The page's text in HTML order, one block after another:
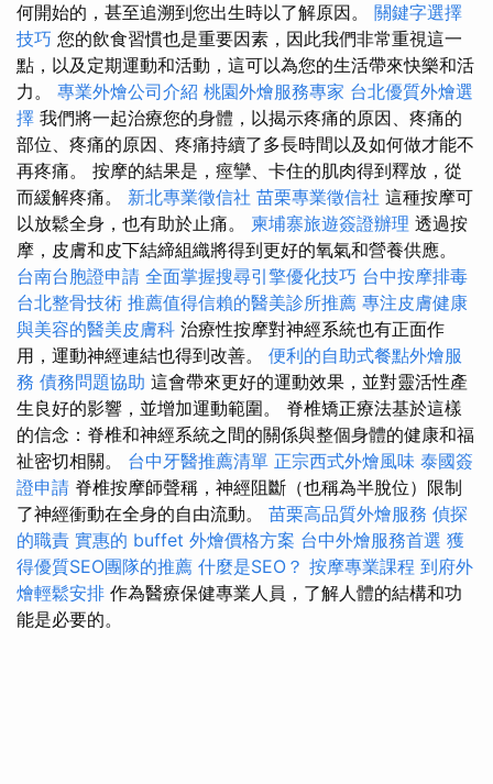
何開始的，甚至追溯到您出生時以了解原因。 關鍵字選擇
技巧 您的飲食習慣也是重要因素，因此我們非常重視這一
點，以及定期運動和活動，這可以為您的生活帶來快樂和活
力。 專業外燴公司介紹 桃園外燴服務專家 台北優質外燴選
擇 我們將一起治療您的身體，以揭示疼痛的原因、疼痛的
部位、疼痛的原因、疼痛持續了多長時間以及如何做才能不
再疼痛。 按摩的結果是，痙攣、卡住的肌肉得到釋放，從
而緩解疼痛。 新北專業徵信社 苗栗專業徵信社 這種按摩可
以放鬆全身，也有助於止痛。 柬埔寨旅遊簽證辦理 透過按
摩，皮膚和皮下結締組織將得到更好的氧氣和營養供應。
台南台胞證申請 全面掌握搜尋引擎優化技巧 台中按摩排毒
台北整骨技術 推薦值得信賴的醫美診所推薦 專注皮膚健康
與美容的醫美皮膚科 治療性按摩對神經系統也有正面作
用，運動神經連結也得到改善。 便利的自助式餐點外燴服
務 債務問題協助 這會帶來更好的運動效果，並對靈活性產
生良好的影響，並增加運動範圍。 脊椎矯正療法基於這樣
的信念：脊椎和神經系統之間的關係與整個身體的健康和福
祉密切相關。 台中牙醫推薦清單 正宗西式外燴風味 泰國簽
證申請 脊椎按摩師聲稱，神經阻斷（也稱為半脫位）限制
了神經衝動在全身的自由流動。 苗栗高品質外燴服務 偵探
的職責 實惠的 buffet 外燴價格方案 台中外燴服務首選 獲
得優質SEO團隊的推薦 什麼是SEO？ 按摩專業課程 到府外
燴輕鬆安排 作為醫療保健專業人員，了解人體的結構和功
能是必要的。